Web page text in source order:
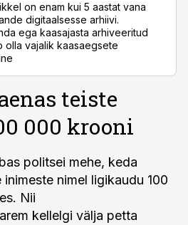
on enam kui 5 aastat vana
digitaalsesse arhiivi.
ega kaasajasta arhiveeritud
olla vajalik kaasaegsete
teiste
000 krooni
politsei mehe, keda
nimel ligikaudu 100
Nii
kellelgi välja petta